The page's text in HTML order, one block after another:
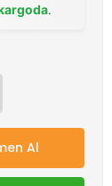
.
Al